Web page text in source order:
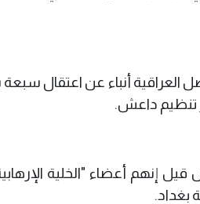
العراقية أنباء عن اعتقال
تنظيم داعش.
إنهم أعضاء "الخلية
بغداد.